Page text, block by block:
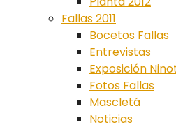
Fallas 2011
Bocetos Fallas
Entrevistas
Exposición
Fotos Fallas
Mascletá
Noticias